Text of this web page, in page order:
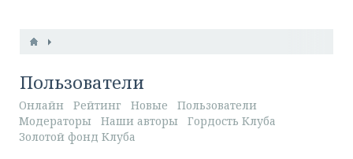
Пользователи
Онлайн Рейтинг Новые
Пользователи
Модераторы
Наши авторы
Гордость Клуба
Золотой фонд Клуба